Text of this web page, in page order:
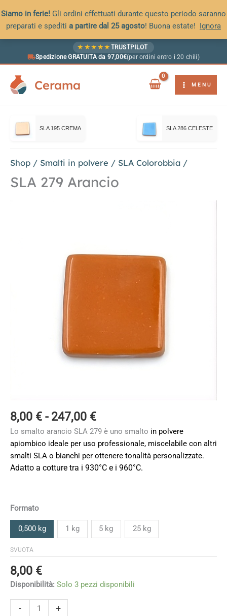
Siamo in ferie! Gli ordini effettuati durante questo periodo saranno
preparati e spediti a partire dal 25 agosto! Buona estate! Ignora
★ ★ ★ ★ ★ TRUSTPILOT
Spedizione GRATUITA da 97,00€(per ordini entro i 20 chili)
Cerama MENU
SLA 195 CREMA SLA 286 CELESTE
Shop / Smalti in polvere / SLA Colorobbia /
SLA 279 Arancio
8,00 € - 247,00 €Fascia
di
prezzo:
da
8,00 €
Lo smalto arancio SLA 279 è uno smalto in polvere
apiombico ideale per uso professionale, miscelabile con altri
smalti SLA o bianchi per ottenere tonalità personalizzate.
Adatto a cotture tra i 930°C e i 960°C.
Formato
0,500 kg 1 kg 5 kg 25 kg
SVUOTA
8,00 €
Disponibilità: Solo 3 pezzi disponibili
- +